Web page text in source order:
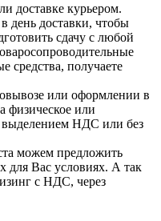
доставке курьером.
день доставки, чтобы
сдачу с любой
средства, получаете
или оформлении в
физическое или
НДС или без
можем предложить
для Вас условиях. А так
с НДС, через